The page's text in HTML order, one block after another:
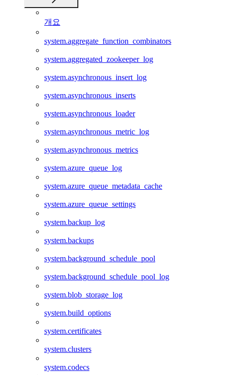
개요
system.aggregate_function_combinators
system.aggregated_zookeeper_log
system.asynchronous_insert_log
system.asynchronous_inserts
system.asynchronous_loader
system.asynchronous_metric_log
system.asynchronous_metrics
system.azure_queue_log
system.azure_queue_metadata_cache
system.azure_queue_settings
system.backup_log
system.backups
system.background_schedule_pool
system.background_schedule_pool_log
system.blob_storage_log
system.build_options
system.certificates
system.clusters
system.codecs